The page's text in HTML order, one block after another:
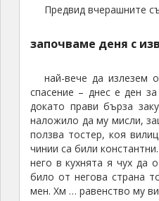
Предвид вчерашните
започваме деня с
най-вече да излезем
спасение – днес е ден
докато прави бърза
наложило да му мисли,
ползва тостер, коя
чинии са били
него в кухнята я чух да
било от негова страна
мен. Хм … равенство му